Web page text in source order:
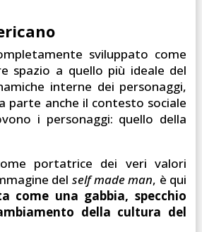
sviluppato come
spazio a quello più ideale del
interne dei personaggi,
parte anche il contesto sociale
i personaggi: quello della
portatrice dei veri valori
del self made man, è qui
come una gabbia, specchio
della cultura del